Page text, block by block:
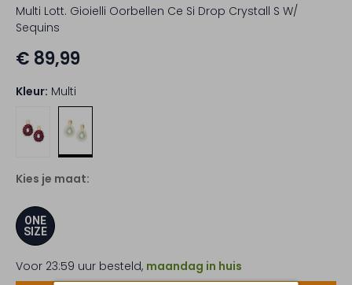
Multi Lott. Gioielli Oorbellen Ce Si Drop Crystall S W/
Sequins
€ 89,99
Kleur: Multi
Kies je maat:
ONE
SIZE
Voor 23:59 uur besteld, maandag in huis